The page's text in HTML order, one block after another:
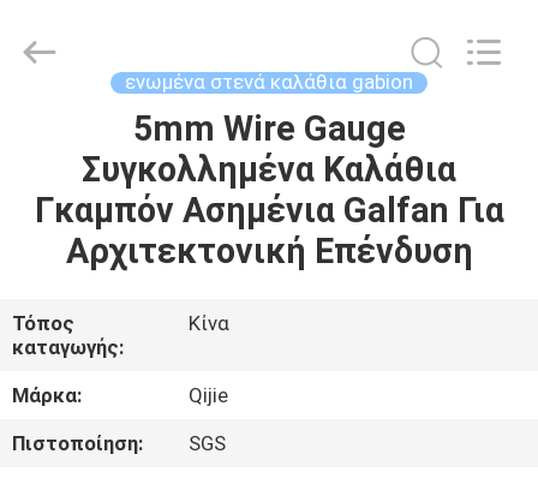
ΠΡΟΪΌΝΤΑ
ΠΕΡΊΠΟΥ
ΕΜΕΊΣ
ΓΎΡΟΣ
ΕΡΓΟΣΤΑΣΊΩΝ
MFG
ενωμένα στενά καλάθια gabion
5mm Wire Gauge
Συγκολλημένα Καλάθια
Γκαμπόν Ασημένια Galfan Για
Αρχιτεκτονική Επένδυση
Τόπος
καταγωγής:
Κίνα
Μάρκα:
Qijie
Πιστοποίηση:
SGS